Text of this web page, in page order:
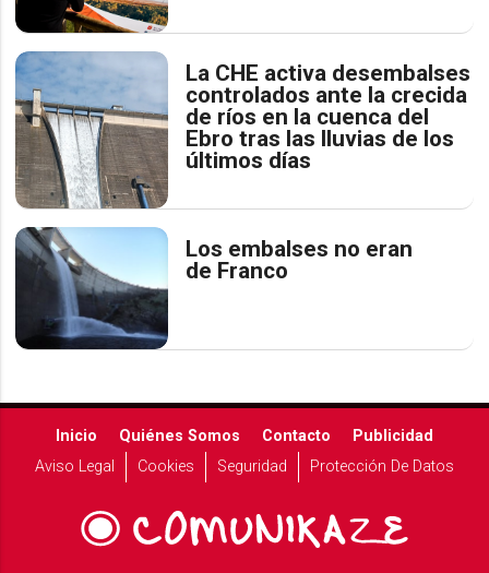
La CHE activa desembalses
controlados ante la crecida
de ríos en la cuenca del
Ebro tras las lluvias de los
últimos días
Los embalses no eran
de Franco
Inicio Quiénes Somos Contacto
Publicidad
Aviso Legal
Cookies Seguridad Protección De Datos